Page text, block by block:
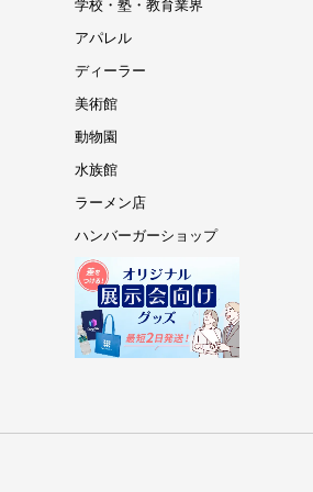
学校・塾・教育業界
アパレル
ディーラー
美術館
動物園
水族館
ラーメン店
ハンバーガーショップ